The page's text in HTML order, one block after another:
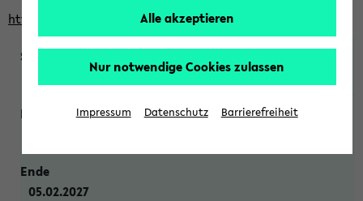
https://ekvv.uni-bielefeld.de/ws/calendar?vz
WiSe 2026/2027
05.02.2027
Alle akzeptieren
Nur notwendige Cookies zulassen
Impressum Datenschutz Barrierefreiheit